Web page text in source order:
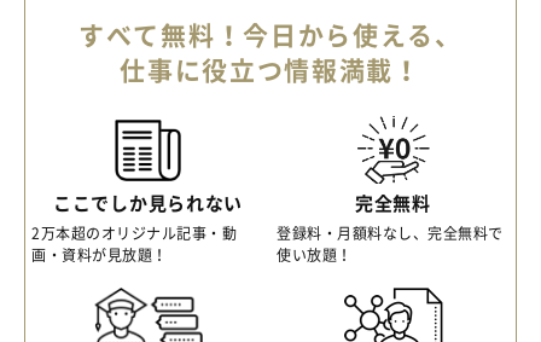
すべて無料！今日から使える、
仕事に役立つ情報満載！
ここでしか見られない
2万本超のオリジナル記事・動
画・資料が見放題！
完全無料
登録料・月額料なし、完全無料で
使い放題！